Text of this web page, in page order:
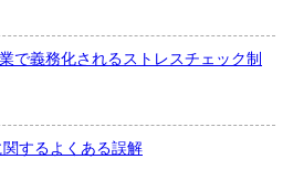
で義務化されるストレスチェック制
するよくある誤解